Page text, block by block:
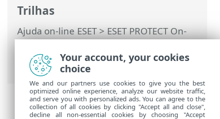
Trilhas
Ajuda on-line ESET>ESET PROTECT On-
Prem>FAQ> Descobrir quais
componentes ESET PROTECT estão
instalados
Your account, your cookies
choice
We and our partners use cookies to give you the best
optimized online experience, analyze our website traffic,
and serve you with personalized ads. You can agree to the
collection of all cookies by clicking "Accept all and close",
decline all non-essential cookies by choosing "Accept